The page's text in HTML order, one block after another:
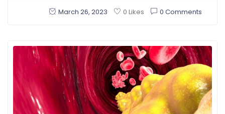
March 26, 2023 0 Likes 0 Comments